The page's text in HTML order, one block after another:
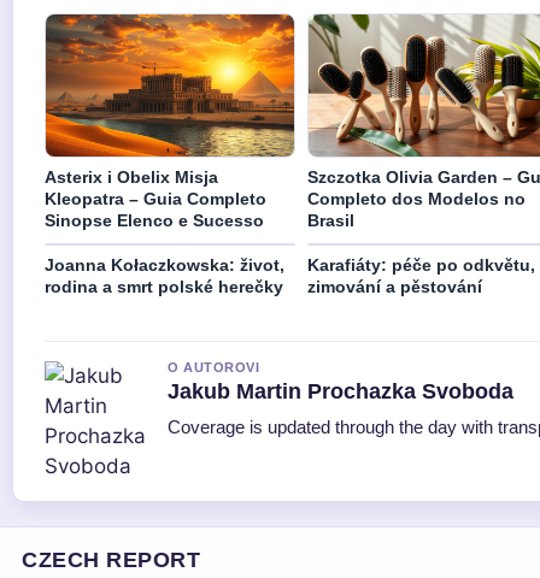
Asterix i Obelix Misja
Kleopatra – Guia Completo
Sinopse Elenco e Sucesso
Szczotka Olivia Garden –
Completo dos Modelos no
Brasil
Joanna Kołaczkowska: život,
rodina a smrt polské herečky
Karafiáty: péče po odkvětu,
zimování a pěstování
O AUTOROVI
Jakub Martin Prochazka Svoboda
Coverage is updated through the day with
CZECH REPORT